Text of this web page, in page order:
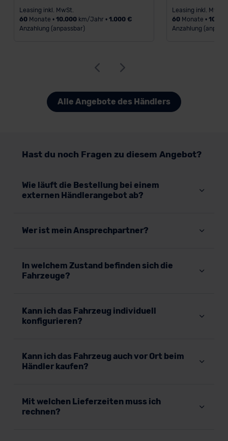
Leasing inkl. MwSt.
60Monate • 10.000km/Jahr • 1.000 €
Anzahlung (anpassbar)
Leasing inkl. MwSt.
60Monate •
Anzahlung
Alle Angebote des Händlers
Hast du noch Fragen zu diesem Angebot?
Wie läuft die Bestellung bei einem
externen Händlerangebot ab?
Wer ist mein Ansprechpartner?
In welchem Zustand befinden sich die
Fahrzeuge?
Kann ich das Fahrzeug individuell
konfigurieren?
Kann ich das Fahrzeug auch vor Ort beim
Händler kaufen?
Mit welchen Lieferzeiten muss ich
rechnen?